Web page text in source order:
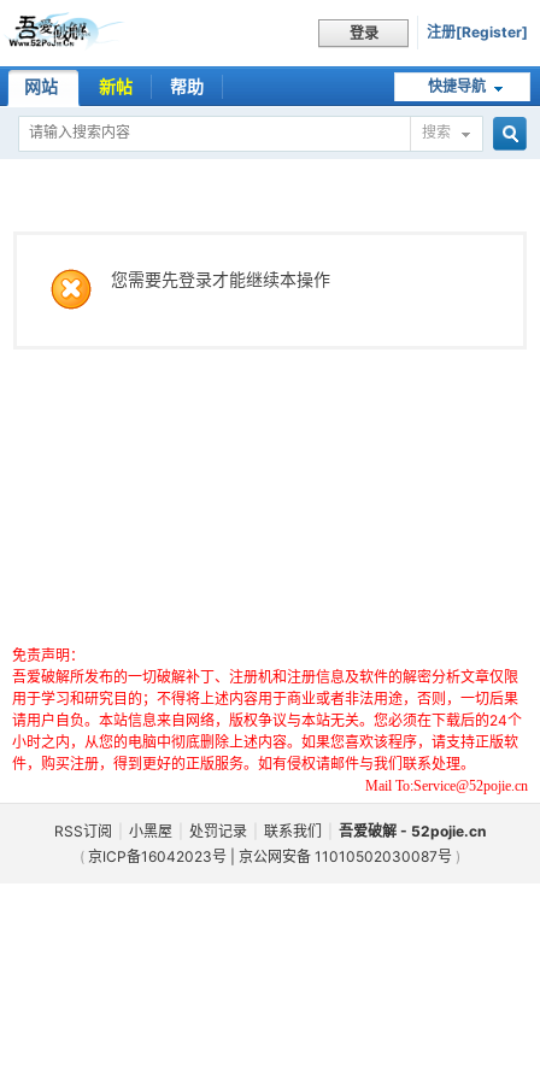
登录 注册[Register]
快捷导航
网站 新帖 帮助
搜索
您需要先登录才能继续本操作
免责声明：
吾爱破解所发布的一切破解补丁、注册机和注册信息及软件的解密分析文章仅限
用于学习和研究目的；不得将上述内容用于商业或者非法用途，否则，一切后果
请用户自负。本站信息来自网络，版权争议与本站无关。您必须在下载后的24个
小时之内，从您的电脑中彻底删除上述内容。如果您喜欢该程序，请支持正版软
件，购买注册，得到更好的正版服务。如有侵权请邮件与我们联系处理。
Mail To:Service@52pojie.cn
RSS订阅 小黑屋 处罚记录 联系我们
吾爱破解 - 52pojie.cn
( 京ICP备16042023号 | 京公网安备 11010502030087号 )